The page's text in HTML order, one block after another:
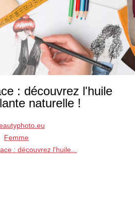
: découvrez l'huile
naturelle !
Femme
: découvrez l'huile...